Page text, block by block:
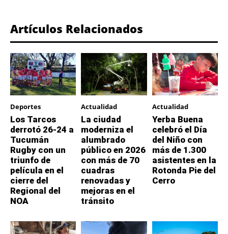
Artículos Relacionados
Deportes
Los Tarcos
derrotó 26-24 a
Tucumán
Rugby con un
triunfo de
película en el
cierre del
Regional del
NOA
Actualidad
La ciudad
moderniza el
alumbrado
público en 2026
con más de 70
cuadras
renovadas y
mejoras en el
tránsito
Actualidad
Yerba Buena
celebró el Día
del Niño con
más de 1.300
asistentes en la
Rotonda Pie del
Cerro